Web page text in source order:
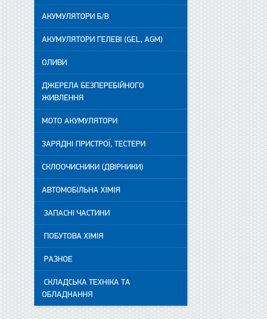
АКУМУЛЯТОРИ Б/В
АКУМУЛЯТОРИ ГЕЛЕВІ (GEL, AGM)
ОЛИВИ
ДЖЕРЕЛА БЕЗПЕРЕБІЙНОГО
ЖИВЛЕННЯ
МОТО АКУМУЛЯТОРИ
ЗАРЯДНІ ПРИСТРОЇ, ТЕСТЕРИ
СКЛООЧИСНИКИ (ДВІРНИКИ)
АВТОМОБІЛЬНА ХІМІЯ
ЗАПАСНІ ЧАСТИНИ
ПОБУТОВА ХІМІЯ
РАЗНОЕ
СКЛАДСЬКА ТЕХНІКА ТА
ОБЛАДНАННЯ